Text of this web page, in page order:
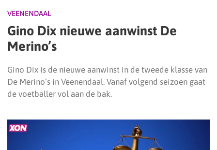
VEENENDAAL
Gino Dix nieuwe aanwinst De
Merino’s
Gino Dix is de nieuwe aanwinst in de tweede klasse van
De Merino’s in Veenendaal. Vanaf volgend seizoen gaat
de voetballer vol aan de bak.